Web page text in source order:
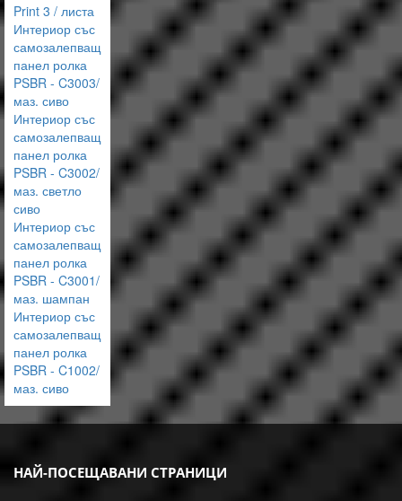
Print 3 / листа
Интериор със
самозалепващ
панел ролка
PSBR - C3003/
маз. сиво
Интериор със
самозалепващ
панел ролка
PSBR - C3002/
маз. светло
сиво
Интериор със
самозалепващ
панел ролка
PSBR - C3001/
маз. шампан
Интериор със
самозалепващ
панел ролка
PSBR - C1002/
маз. сиво
НАЙ-ПОСЕЩАВАНИ СТРАНИЦИ